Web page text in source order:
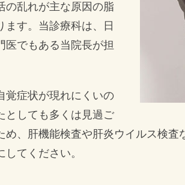
の乱れが主な原因の脂
ます。当診療科は、日
医でもある当院長が担
覚症状が現れにくいの
としても多くは見過ご
め、肝機能検査や肝炎ウイルス検査
てください。